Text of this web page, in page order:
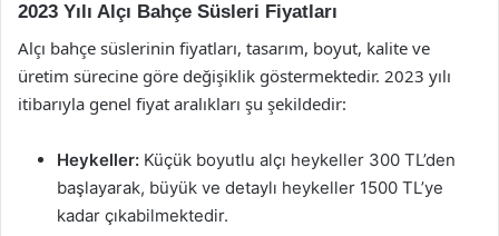
2023 Yılı Alçı Bahçe Süsleri Fiyatları
Alçı bahçe süslerinin fiyatları, tasarım, boyut, kalite ve
üretim sürecine göre değişiklik göstermektedir. 2023 yılı
itibarıyla genel fiyat aralıkları şu şekildedir:
Heykeller: Küçük boyutlu alçı heykeller 300 TL’den
başlayarak, büyük ve detaylı heykeller 1500 TL’ye
kadar çıkabilmektedir.